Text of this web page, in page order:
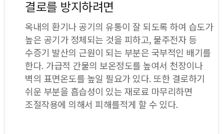
결로를 방지하려면
옥내의 환기나 공기의 유통이 잘 되도록 하여 습도가
높은 공기가 정체되는 것을 피하고, 물주전자 등
수증기 발산의 근원이 되는 부분은 국부적인 배기를
한다. 가급적 간물의 보온정도를 높여서 천장이나
벽의 표면온도를 높일 필요가 있다. 또한 결로하기
쉬운 부분을 흡습성이 있는 재로료 마무리하면
조절작용에 의해서 피해를적게 할 수 있다.